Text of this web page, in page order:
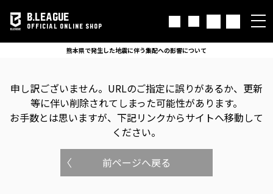
B.LEAGUE
OFFICIAL ONLINE SHOP
熊本県で発生した地震に伴う集配への影響について
申し訳ございません。 URLのご指定に誤りがあるか、更新
等に伴い削除されてしまった可能性があります。
お手数とは思いますが、下記リンクからサイトへ移動して
ください。
前ページへ戻る